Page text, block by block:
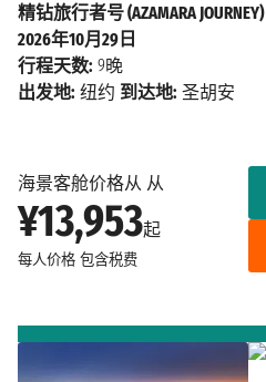
海景客舱价格从 从
¥13,953起
每人价格 包含税费
精钻旅行者号 (AZAMARA JOURNEY)|
2026年10月29日
行程天数: 9晚
出发地: 纽约 到达地: 圣胡安